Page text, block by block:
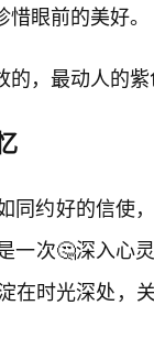
眼前的美好。
，最动人的紫
同约好的信使
一次🤔深入心
在时光深处，